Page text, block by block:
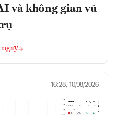
và không gian vũ
16:28, 10/08/2026